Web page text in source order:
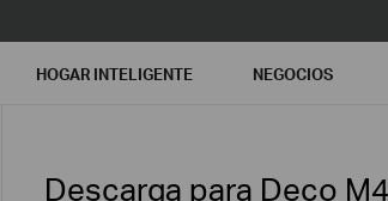
HOGAR INTELIGENTE NEGOCIOS
Descarga para Deco